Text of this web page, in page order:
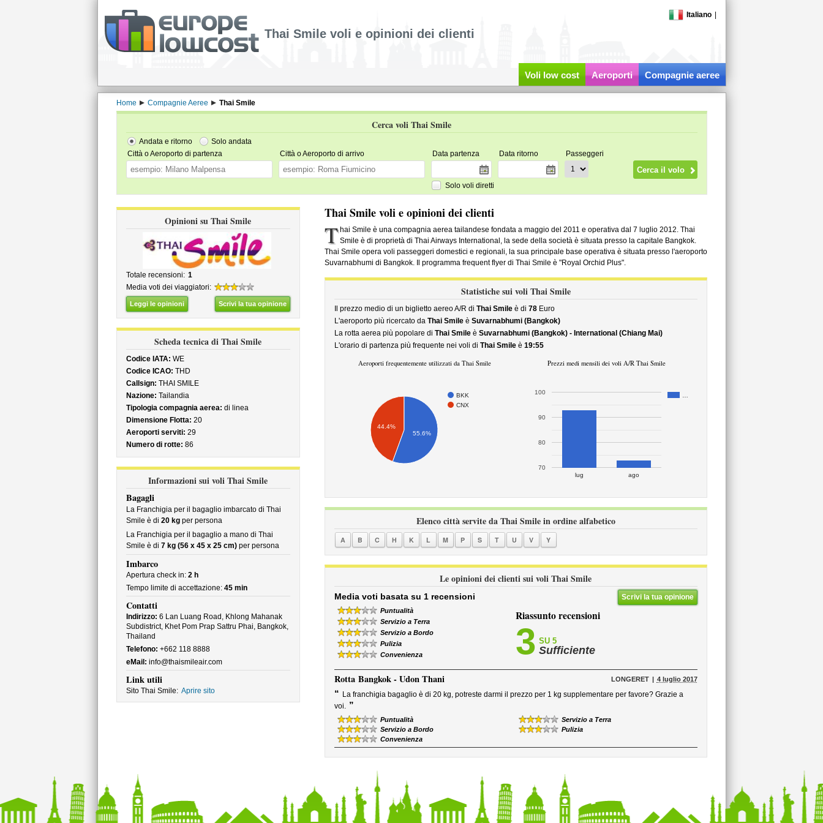
Italiano
Thai Smile voli e opinioni dei clienti
Voli low cost Aeroporti Compagnie aeree
Home Compagnie Aeree Thai Smile
Cerca voli Thai Smile
Andata e ritorno
Solo andata
Città o Aeroporto di partenza
Città o Aeroporto di arrivo Data partenza Data ritorno Passeggeri
Solo voli diretti
Opinioni su Thai Smile
Totale recensioni: 1
Media voti dei viaggiatori:
Leggi le opinioni Scrivi la tua opinione
Scheda tecnica di Thai Smile
Codice IATA: WE
Codice ICAO: THD
Callsign: THAI SMILE
Nazione: Tailandia
Tipologia compagnia aerea: di linea
Dimensione Flotta: 20
Aeroporti serviti: 29
Numero di rotte: 86
Informazioni sui voli Thai Smile
Bagagli
La Franchigia per il bagaglio imbarcato di Thai
Smile è di 20 kgper persona
La Franchigia per il bagaglio a mano di Thai
Smile è di 7 kg (56 x 45 x 25 cm)per persona
Imbarco
Apertura check in: 2 h
Tempo limite di accettazione: 45 min
Contatti
Indirizzo: 6 Lan Luang Road, Khlong Mahanak
Subdistrict, Khet Pom Prap Sattru Phai, Bangkok,
Thailand
Telefono: +662 118 8888
eMail: info@thaismileair.com
Link utili
Sito Thai Smile: Aprire sito
Thai Smile voli e opinioni dei clienti
T hai Smile è una compagnia aerea tailandese fondata a maggio del 2011 e operativa dal 7 luglio 2012. Thai
Smile è di proprietà di Thai Airways International, la sede della società è situata presso la capitale Bangkok.
Thai Smile opera voli passeggeri domestici e regionali, la sua principale base operativa è situata presso l'aeroporto
Suvarnabhumi di Bangkok. Il programma frequent flyer di Thai Smile è "Royal Orchid Plus".
Statistiche sui voli Thai Smile
Il prezzo medio di un biglietto aereo A/R di Thai Smileè di 78Euro
L'aeroporto più ricercato da Thai Smileè Suvarnabhumi (Bangkok)
La rotta aerea più popolare di Thai Smileè Suvarnabhumi (Bangkok) - International (Chiang Mai)
L'orario di partenza più frequente nei voli di Thai Smileè 19:55
Aeroporti frequentemente utilizzati da Thai Smile
BKK
CNX
44.4%
55.6%
Prezzi medi mensili dei voli A/R Thai Smile
lug ago
70
80
90
100
Elenco città servite da Thai Smile in ordine alfabetico
A B C H K L M P S T U V Y
Le opinioni dei clienti sui voli Thai Smile
Scrivi la tua opinione
Media voti basata su 1 recensioni
Puntualità
Servizio a Terra
Servizio a Bordo
Pulizia
Convenienza
Riassunto recensioni
3 SU 5
Sufficiente
Rotta Bangkok - Udon Thani LONGERET 4 luglio 2017
“ La franchigia bagaglio è di 20 kg, potreste darmi il prezzo per 1 kg supplementare per favore? Grazie a
voi. ”
Puntualità
Servizio a Terra
Servizio a Bordo
Pulizia
Convenienza